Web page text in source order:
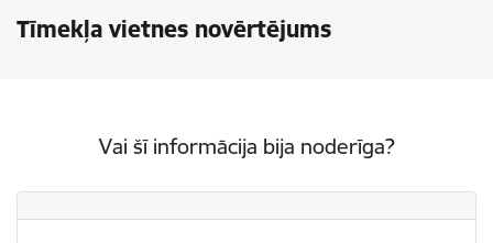
Tīmekļa vietnes novērtējums
Vai šī informācija bija noderīga?
Vai šī informācija bija noderīga?